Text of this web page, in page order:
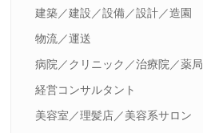
建築／建設／設備／設計／造園
物流／運送
病院／クリニック／治療院／薬局
経営コンサルタント
美容室／理髪店／美容系サロン